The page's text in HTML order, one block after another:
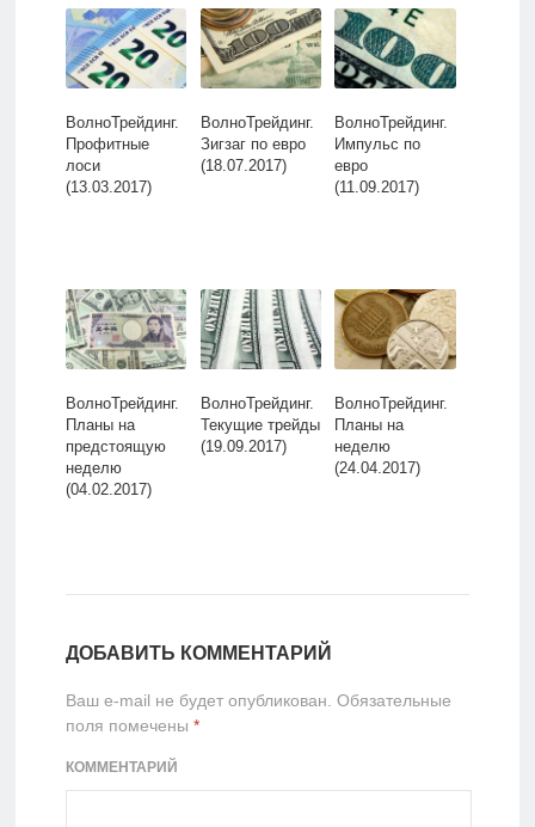
ВолноТрейдинг.
Профитные
лоси
(13.03.2017)
ВолноТрейдинг.
Зигзаг по евро
(18.07.2017)
ВолноТрейдинг.
Импульс по
евро
(11.09.2017)
ВолноТрейдинг.
Планы на
предстоящую
неделю
(04.02.2017)
ВолноТрейдинг.
Текущие трейды
(19.09.2017)
ВолноТрейдинг.
Планы на
неделю
(24.04.2017)
ДОБАВИТЬ КОММЕНТАРИЙ
Ваш e-mail не будет опубликован. Обязательные
поля помечены *
КОММЕНТАРИЙ